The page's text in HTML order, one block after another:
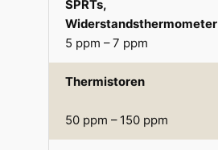
SPRTs,
Widerstandsthermometer
5 ppm – 7 ppm
Thermistoren
50 ppm – 150 ppm